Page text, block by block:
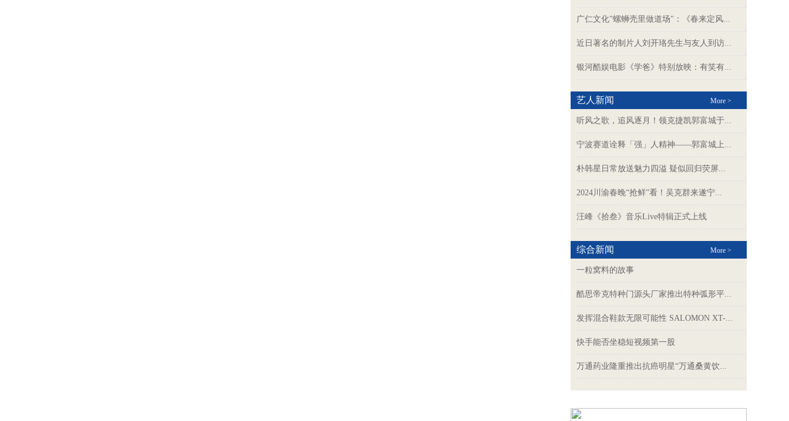
广仁文化"螺蛳壳里做道场"：《春来定风...
近日著名的制片人刘开珞先生与友人到访...
银河酷娱电影《学爸》特别放映：有笑有...
艺人新闻 More >
听风之歌，追风逐月！领克捷凯郭富城于...
宁波赛道诠释「强」人精神——郭富城上...
朴韩星日常放送魅力四溢 疑似回归荧屏...
2024川渝春晚“抢鲜”看！吴克群来遂宁...
汪峰《拾叁》音乐Live特辑正式上线
综合新闻 More >
一粒窝料的故事
酷思帝克特种门源头厂家推出特种弧形平...
发挥混合鞋款无限可能性 SALOMON XT-...
快手能否坐稳短视频第一股
万通药业隆重推出抗癌明星“万通桑黄饮...